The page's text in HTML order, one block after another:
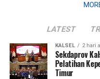
LATEST
KALSEL 2 hari
Sekdaprov
Pelatihan
Timur